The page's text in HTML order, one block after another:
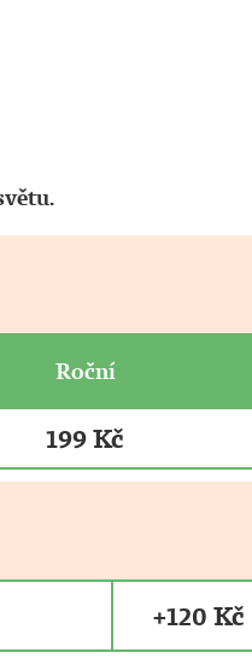
Roční
199 Kč
+120 Kč